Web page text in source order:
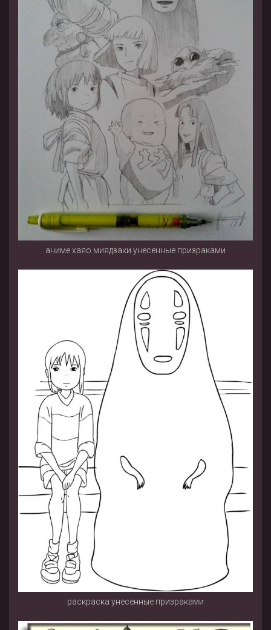
аниме хаяо миядзаки унесенные призраками
раскраска унесенные призраками